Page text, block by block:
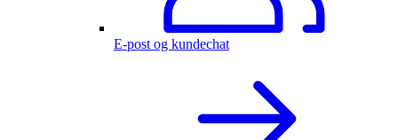
E-post og kundechat